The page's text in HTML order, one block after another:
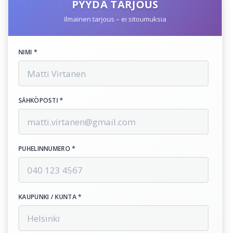
PYYDÄ TARJOUS
Ilmainen tarjous – ei sitoumuksia
NIMI *
SÄHKÖPOSTI *
PUHELINNUMERO *
KAUPUNKI / KUNTA *